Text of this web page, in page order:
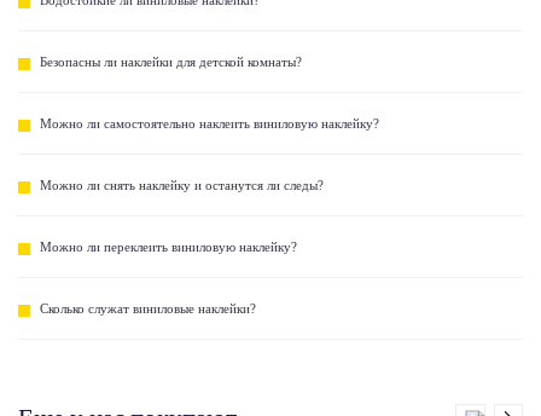
Безопасны ли наклейки для детской комнаты?
Можно ли самостоятельно наклеить виниловую наклейку?
Можно ли снять наклейку и останутся ли следы?
Можно ли переклеить виниловую наклейку?
Сколько служат виниловые наклейки?